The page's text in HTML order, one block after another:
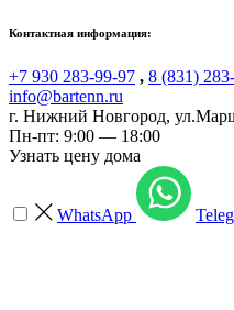
Контактная информация:
+7 930 283-99-97 , 8 (831)
info@bartenn.ru
г. Нижний Новгород,
Пн-пт: 9:00 — 18:00
Узнать цену дома
WhatsApp